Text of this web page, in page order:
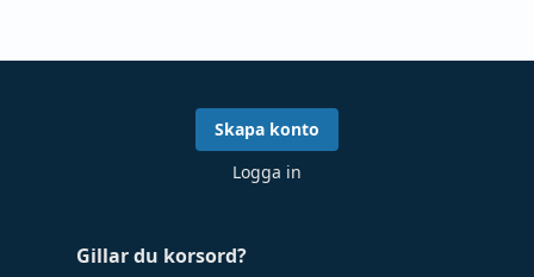
Gillar du korsord?
Skapa konto
Logga in